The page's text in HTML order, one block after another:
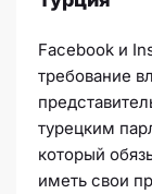
Facebook и
требование
турецким
который
иметь свои